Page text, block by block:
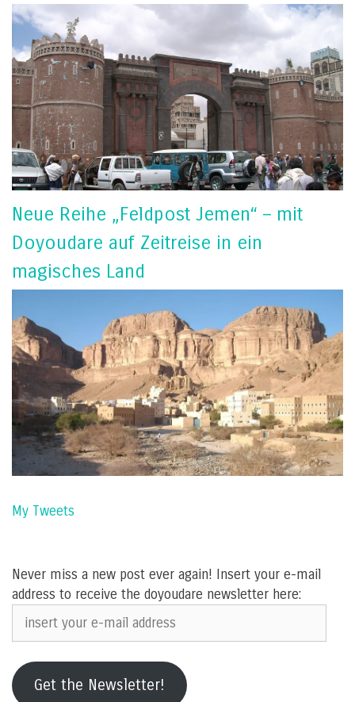
Neue Reihe „Feldpost Jemen“ – mit
Doyoudare auf Zeitreise in ein
magisches Land
My Tweets
Never miss a new post ever again! Insert your e-mail
address to receive the doyoudare newsletter here:
insert
your
mail
addressGet the Newsletter!